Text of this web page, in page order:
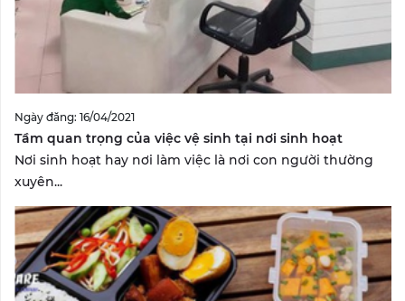
Ngày đăng: 16/04/2021
Tầm quan trọng của việc vệ sinh tại nơi sinh hoạt
Nơi sinh hoạt hay nơi làm việc là nơi con người thường
xuyên...